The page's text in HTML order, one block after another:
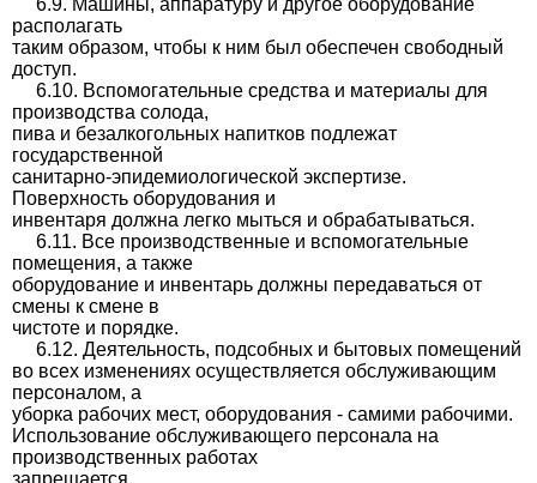
6.9. Машины, аппаратуру и другое оборудование
располагать
таким образом, чтобы к ним был обеспечен свободный
доступ.
6.10. Вспомогательные средства и материалы для
производства солода,
пива и безалкогольных напитков подлежат
государственной
санитарно-эпидемиологической экспертизе.
Поверхность оборудования и
инвентаря должна легко мыться и обрабатываться.
6.11. Все производственные и вспомогательные
помещения, а также
оборудование и инвентарь должны передаваться от
смены к смене в
чистоте и порядке.
6.12. Деятельность, подсобных и бытовых помещений
во всех изменениях осуществляется обслуживающим
персоналом, а
уборка рабочих мест, оборудования - самими рабочими.
Использование обслуживающего персонала на
производственных работах
запрещается.